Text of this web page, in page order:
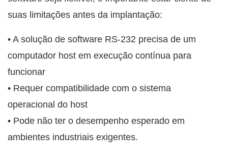
suas limitações antes da implantação:
• A solução de software RS-232 precisa de um
computador host em execução contínua para
funcionar
• Requer compatibilidade com o sistema
operacional do host
• Pode não ter o desempenho esperado em
ambientes industriais exigentes.